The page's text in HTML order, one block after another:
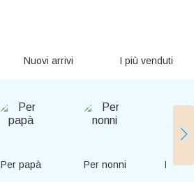
Nuovi arrivi I più venduti
Per papà Per nonni Per